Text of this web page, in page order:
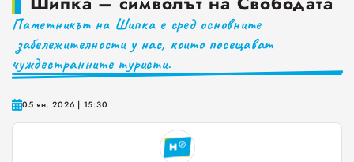
Как да постъпваме с близките, които не ни ценят
Паметникът на Шипка е сред основните
забележителности у нас, които посещават
чуждестранните туристи.
05 ян. 2026 | 15:30